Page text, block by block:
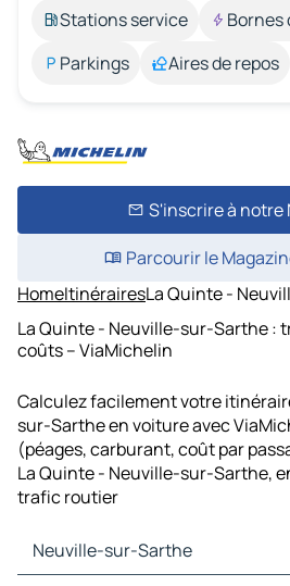
Stations service
Bornes
Parkings
Aires de repos
S'inscrire à notre
Parcourir le
HomeItinérairesLa Quinte -
La Quinte - Neuville-sur-Sarthe :
coûts – ViaMichelin
Calculez facilement votre
sur-Sarthe en voiture avec
(péages, carburant, coût par
La Quinte - Neuville-sur-Sarthe,
trafic routier
Neuville-sur-Sarthe